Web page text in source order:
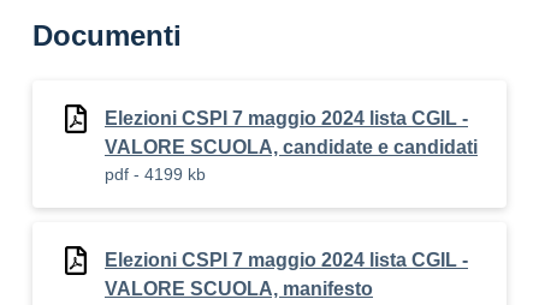
Documenti
Elezioni CSPI 7 maggio 2024 lista CGIL -
VALORE SCUOLA, candidate e candidati
pdf - 4199 kb
Elezioni CSPI 7 maggio 2024 lista CGIL -
VALORE SCUOLA, manifesto